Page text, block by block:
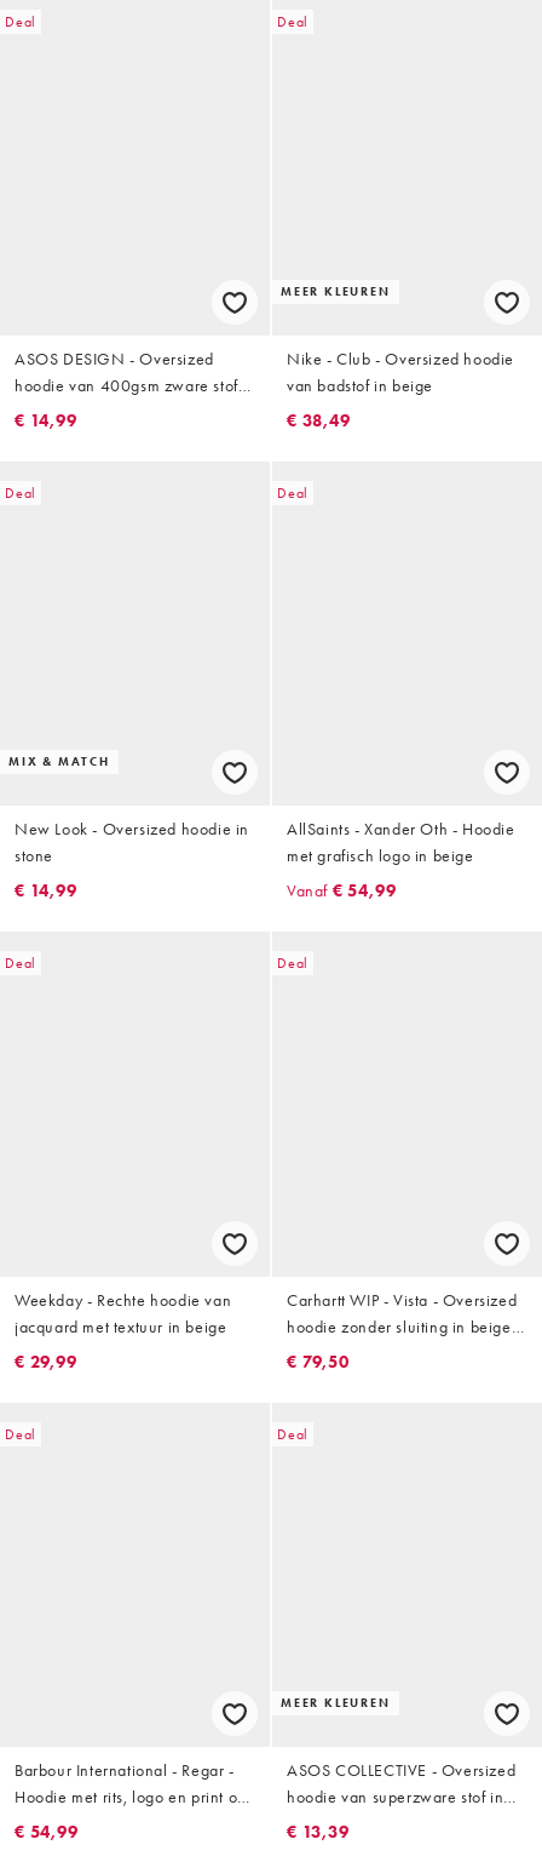
Deal
ASOS DESIGN - Oversized
hoodie van 400gsm zware stof
met geweven badge in geel
€ 14,99
Deal
MEER KLEUREN
Nike - Club - Oversized hoodie
van badstof in beige
€ 38,49
Deal
MIX & MATCH
New Look - Oversized hoodie in
stone
€ 14,99
Deal
AllSaints - Xander Oth - Hoodie
met grafisch logo in beige
Vanaf € 54,99
Deal
Weekday - Rechte hoodie van
jacquard met textuur in beige
€ 29,99
Deal
Carhartt WIP - Vista - Oversized
hoodie zonder sluiting in beige
met wassing
€ 79,50
Deal
Barbour International - Regar -
Hoodie met rits, logo en print op
de achterkant in beige
€ 54,99
Deal
MEER KLEUREN
ASOS COLLECTIVE - Oversized
hoodie van superzware stof in
gebroken wit
€ 13,39